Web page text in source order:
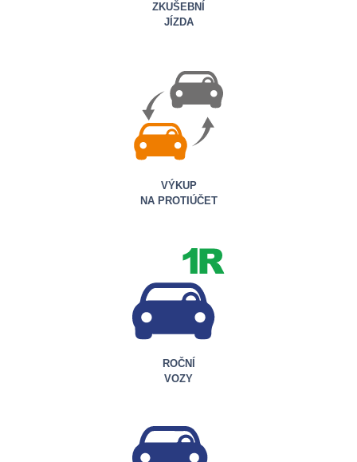
ZKUŠEBNÍ
JÍZDA
VÝKUP
NA PROTIÚČET
ROČNÍ
VOZY